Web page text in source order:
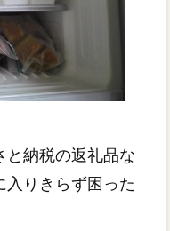
と納税の返礼品な
入りきらず困った